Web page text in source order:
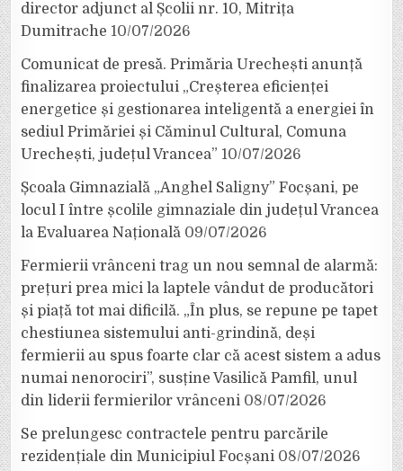
director adjunct al Școlii nr. 10, Mitrița
Dumitrache 10/07/2026
Comunicat de presă. Primăria Urechești anunță
finalizarea proiectului „Creșterea eficienței
energetice și gestionarea inteligentă a energiei în
sediul Primăriei și Căminul Cultural, Comuna
Urechești, județul Vrancea” 10/07/2026
Școala Gimnazială „Anghel Saligny” Focșani, pe
locul I între școlile gimnaziale din județul Vrancea
la Evaluarea Națională 09/07/2026
Fermierii vrânceni trag un nou semnal de alarmă:
prețuri prea mici la laptele vândut de producători
și piață tot mai dificilă. „În plus, se repune pe tapet
chestiunea sistemului anti-grindină, deși
fermierii au spus foarte clar că acest sistem a adus
numai nenorociri”, susține Vasilică Pamfil, unul
din liderii fermierilor vrânceni 08/07/2026
Se prelungesc contractele pentru parcările
rezidențiale din Municipiul Focșani 08/07/2026